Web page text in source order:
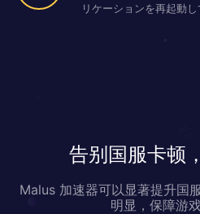
リケーションを再起動し
告别国服卡顿
Malus 加速器可以显著提升国
明显，保障游